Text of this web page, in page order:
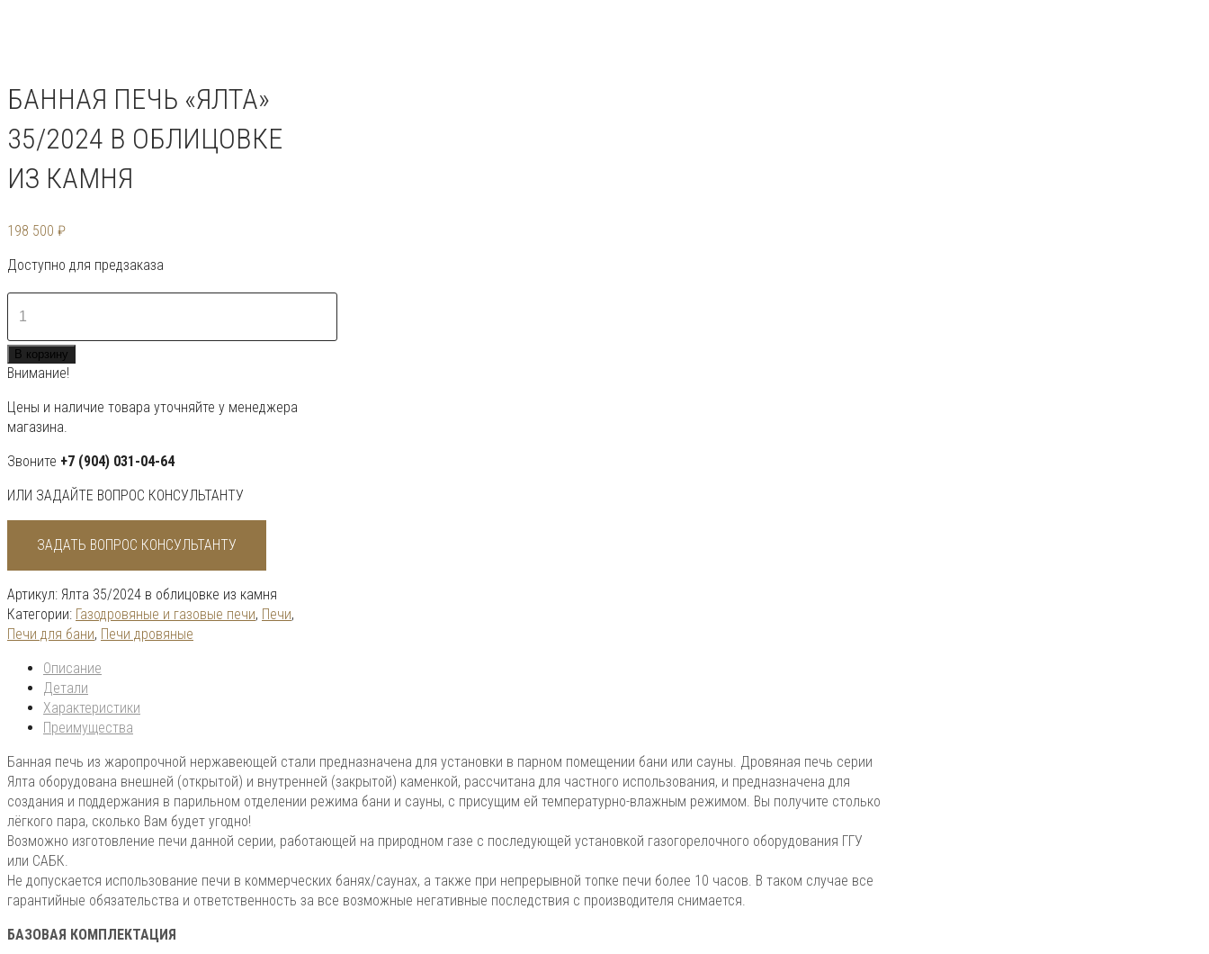
БАННАЯ ПЕЧЬ «ЯЛТА»
35/2024 В ОБЛИЦОВКЕ
ИЗ КАМНЯ
198 500 ₽
Доступно для предзаказа
Количество
товара
Банная
печь
«Ялта»
35/2024
в
облицовке
из
В корзину
Внимание!
Цены и наличие товара уточняйте у менеджера
магазина.
Звоните +7 (904) 031-04-64
ИЛИ ЗАДАЙТЕ ВОПРОС КОНСУЛЬТАНТУ
ЗАДАТЬ ВОПРОС КОНСУЛЬТАНТУ
Артикул: Ялта 35/2024 в облицовке из камня
Категории: Газодровяные и газовые печи, Печи,
Печи для бани, Печи дровяные
Описание
Детали
Характеристики
Преимущества
Банная печь из жаропрочной нержавеющей стали предназначена для установки в парном помещении бани или сауны. Дровяная печь серии
Ялта оборудована внешней (открытой) и внутренней (закрытой) каменкой, рассчитана для частного использования, и предназначена для
создания и поддержания в парильном отделении режима бани и сауны, с присущим ей температурно-влажным режимом. Вы получите столько
лёгкого пара, сколько Вам будет угодно!
Возможно изготовление печи данной серии, работающей на природном газе с последующей установкой газогорелочного оборудования ГГУ
или САБК.
Не допускается использование печи в коммерческих банях/саунах, а также при непрерывной топке печи более 10 часов. В таком случае все
гарантийные обязательства и ответственность за все возможные негативные последствия с производителя снимается.
БАЗОВАЯ КОМПЛЕКТАЦИЯ